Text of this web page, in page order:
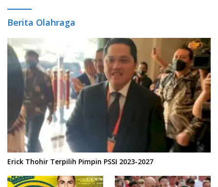
Berita Olahraga
Erick Thohir Terpilih Pimpin PSSI 2023-2027